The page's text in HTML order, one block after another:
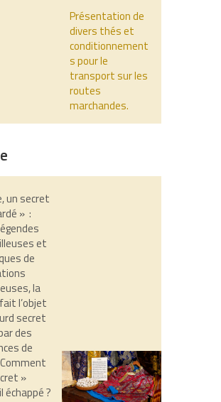
Présentation de
divers thés et
conditionnement
s pour le
transport sur les
routes
marchandes.
un secret
» :
et
de
la
l’objet
secret
des
de
»
échappé ?